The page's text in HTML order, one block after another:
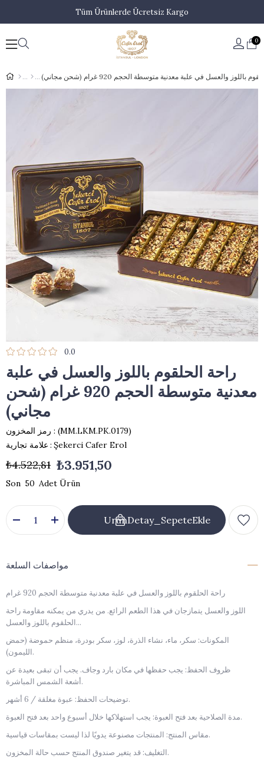
Tüm Ürünlerde Ücretsiz Kargo
0
باللوز والعسل في علبة معدنية متوسطة الحجم 920 غرام (شحن مجاني)
0.0
راحة الحلقوم باللوز والعسل في علبة
معدنية متوسطة الحجم 920 غرام (شحن
مجاني)
رمز المخزون
(MM.LKM.PK.0179)
علامة تجارية : Şekerci Cafer Erol
₺4.522,81 ₺3.951,50
50
مواصفات السلعة
راحة الحلقوم باللوز والعسل في علبة معدنية متوسطة الحجم 920 غرام
اللوز والعسل يتمازجان في هذا الطعم الرائع. من يدري من يمكنه مقاومة راحة
الحلقوم باللوز والعسل...
المكونات: سكر، ماء، نشاء الذرة، لوز، سكر بودرة، منظم حموضة (حمض
الليمون).
ظروف الحفظ: يجب حفظها في مكان بارد وجاف. يجب أن تبقى بعيدة عن
أشعة الشمس المباشرة.
توضيحات الحفظ: عبوة مغلقة / 6 أشهر.
مدة الصلاحية بعد فتح العبوة: يجب استهلاكها خلال أسبوع واحد بعد فتح العبوة.
مقاس المنتج: المنتجات مصنوعة يدويًا لذا ليست بمقاسات قياسية.
التغليف: قد يتغير صندوق المنتج حسب حالة المخزون.